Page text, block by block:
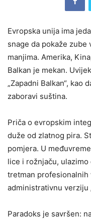
Evropska unija ima
snage da pokaže
manjima. Amerika,
Balkan je mekan.
„Zapadni Balkan“, kao
zaboravi suština.
Priča o evropskim
duže od zlatnog pira.
pomjera. U
lice i rožnjaču,
tretman profesionalnih
administrativnu verziju
Paradoks je savršen: